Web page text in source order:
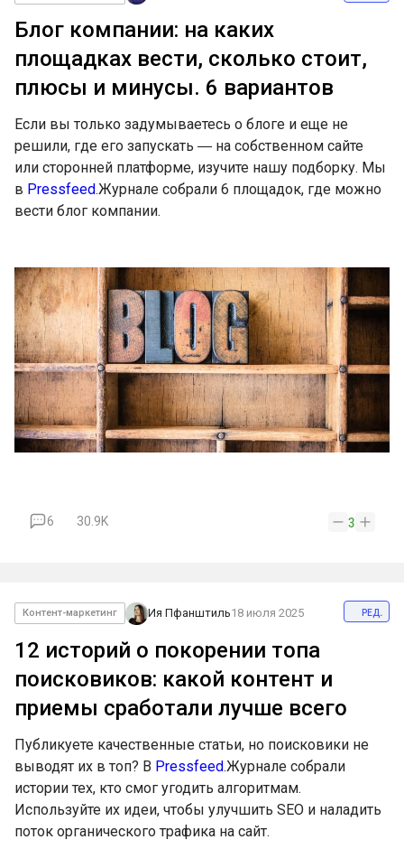
Блог компании: на каких
площадках вести, сколько стоит,
плюсы и минусы. 6 вариантов
Если вы только задумываетесь о блоге и еще не
решили, где его запускать ― на собственном сайте
или сторонней платформе, изучите нашу подборку. Мы
в Pressfeed.Журнале собрали 6 площадок, где можно
вести блог компании.
6 30.9K 3
Контент-маркетинг Ия Пфанштиль18 июля 2025 ред.
12 историй о покорении топа
поисковиков: какой контент и
приемы сработали лучше всего
Публикуете качественные статьи, но поисковики не
выводят их в топ? В Pressfeed.Журнале собрали
истории тех, кто смог угодить алгоритмам.
Используйте их идеи, чтобы улучшить SEO и наладить
поток органического трафика на сайт.